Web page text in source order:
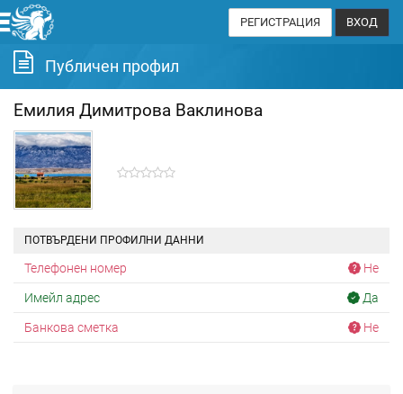
РЕГИСТРАЦИЯ ВХОД
Публичен профил
Емилия Димитрова Ваклинова
ПОТВЪРДЕНИ ПРОФИЛНИ ДАННИ
Телефонен номер Не
Имейл адрес Да
Банкова сметка Не